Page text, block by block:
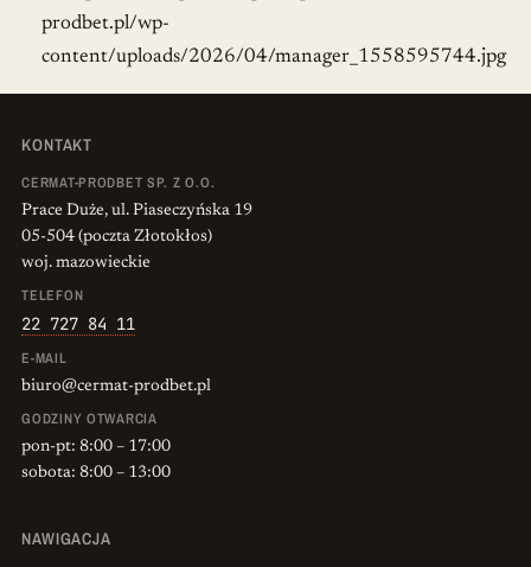
KONTAKT
CERMAT-PRODBET SP. Z O.O.
Prace Duże, ul. Piaseczyńska 19
05-504 (poczta Złotokłos)
woj. mazowieckie
TELEFON
22 727 84 11
E-MAIL
biuro@cermat-prodbet.pl
GODZINY OTWARCIA
pon-pt: 8:00 – 17:00
sobota: 8:00 – 13:00
NAWIGACJA